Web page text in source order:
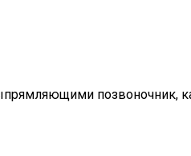
позвоночник,